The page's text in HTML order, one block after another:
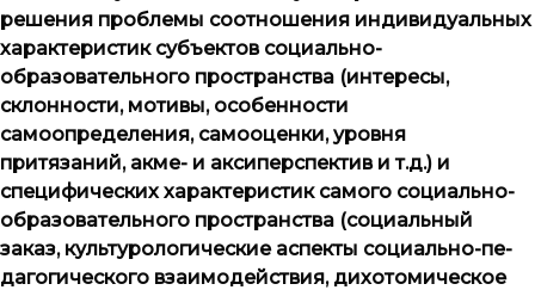
решения проблемы соотношения индивидуальных
характеристик субъектов социально-
образовательного пространства (интересы,
склонности, мотивы, особенности
самоопределения, самооценки, уровня
притязаний, акме- и аксиперспектив и т.д.) и
специфических характеристик самого социально-
обра­зо­ва­тельного пространства (социальный
заказ, культурологические аспекты социально-пе­
да­го­ги­чес­ко­го взаимодействия, дихотомическое